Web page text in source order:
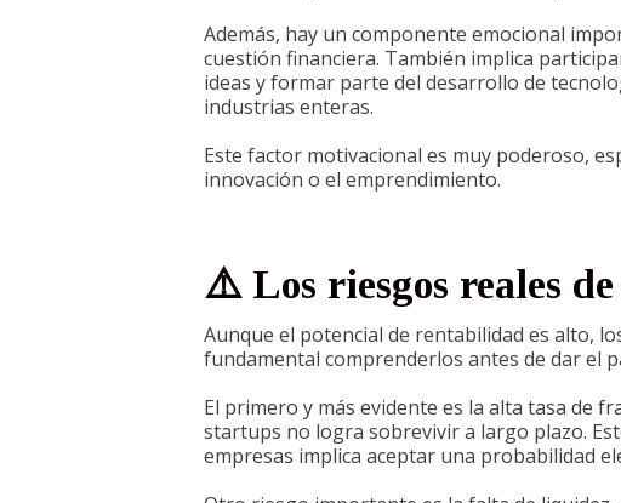
Además, hay un componente emocional
cuestión financiera. También implica
ideas y formar parte del desarrollo de
industrias enteras.
Este factor motivacional es muy poderoso,
innovación o el emprendimiento.
⚠️ Los riesgos reales
Aunque el potencial de rentabilidad es alto,
fundamental comprenderlos antes de dar el
El primero y más evidente es la alta tasa de
startups no logra sobrevivir a largo plazo.
empresas implica aceptar una probabilidad